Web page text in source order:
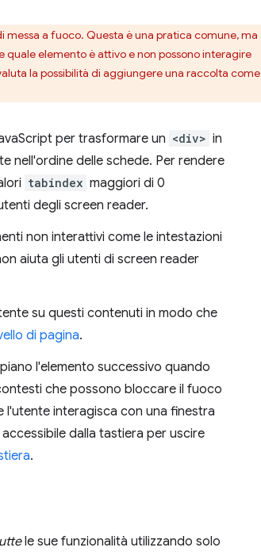
messa a fuoco. Questa è una pratica comune, ma
elemento è attivo e non possono interagire
la possibilità di aggiungere una raccolta come
per trasformare un <div> in
nell'ordine delle schede. Per rendere
tabindex maggiori di 0
degli screen reader.
non interattivi come le intestazioni
aiuta gli utenti di screen reader
su questi contenuti in modo che
di pagina.
l'elemento successivo quando
che possono bloccare il fuoco
interagisca con una finestra
dalla tastiera per uscire
.
le sue funzionalità utilizzando solo